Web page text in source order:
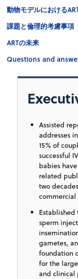
動物モデルにおける
課題と倫理的考慮事項
ARTの未来
Questions and
Assisted
addresses
15% of
successful
babies
related
two
sperm
gametes,
foundation
for the
and clinical